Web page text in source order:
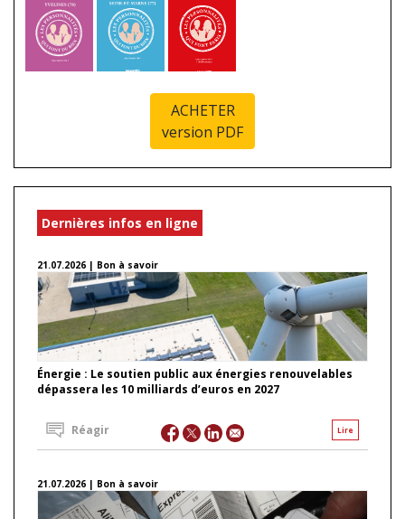
ACHETER
version PDF
Dernières infos en ligne
21.07.2026 | Bon à savoir
Énergie : Le soutien public aux énergies renouvelables
dépassera les 10 milliards d’euros en 2027
Lire
Réagir
21.07.2026 | Bon à savoir